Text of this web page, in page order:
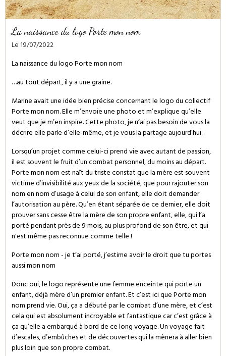
La naissance du logo Porte mon nom
Le 19/07/2022
La naissance du logoPorte mon nom
…au tout départ, il y a une graine.
Marineavait une idée bien précise concernant le logo du collectif
Porte mon nom. Elle m’envoie une photo et m’explique qu’elle
veut que je m’en inspire. Cette photo, je n’ai pas besoin de vous la
décrire elle parle d’elle-même, et je vous la partage aujourd’hui.
Lorsqu’un projet comme celui-ci prend vie avec autant de passion,
il est souvent le fruit d’un combat personnel, du moins au départ.
Porte mon nom est naît du triste constat que la mère est souvent
victime d’invisibilité aux yeux de la société, que pour rajouter son
nom en nom d’usage à celui de son enfant, elle doit demander
l’autorisation au père. Qu’en étant séparée de ce dernier, elle doit
prouver sans cesse être la mère de son propre enfant, elle, qui l’a
porté pendant près de 9 mois, au plus profond de son être, et qui
n'est même pas reconnue comme telle !
Porte mon nom - je t’ai porté, j’estime avoir le droit que tu portes
aussi mon nom
Donc oui, le logo représente une femme enceinte qui porte un
enfant, déjà mère d’un premier enfant. Et c’est ici que Porte mon
nom prend vie. Oui, ça a débuté par le combat d’une mère, et c’est
cela qui est absolument incroyable et fantastique car c’est grâce à
ça qu’elle a embarqué à bord de ce long voyage. Un voyage fait
d’escales, d’embûches et de découvertes qui la mènera à aller bien
plus loin que son propre combat.